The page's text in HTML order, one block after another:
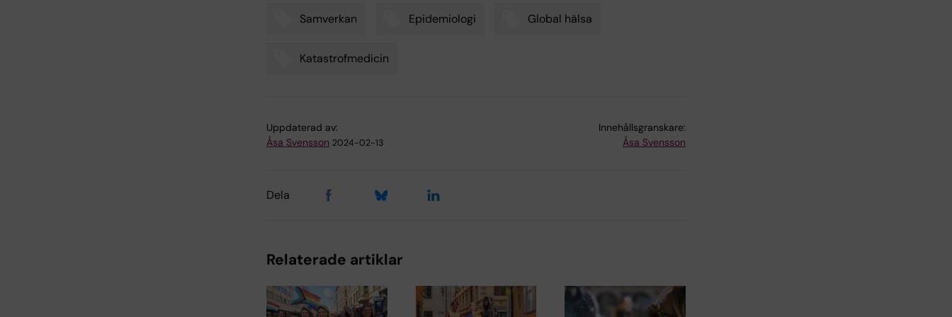
Samverkan Epidemiologi Global hälsa
Katastrofmedicin
Uppdaterad av:
Åsa Svensson 2024-02-13
Innehållsgranskare:
Åsa Svensson
Dela
Relaterade artiklar